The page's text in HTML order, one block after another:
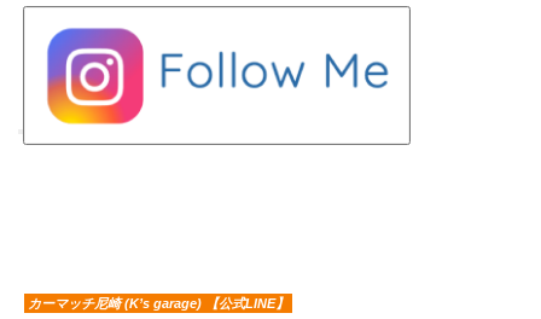
カーマッチ尼崎 (K’s garage) 【公式LINE】